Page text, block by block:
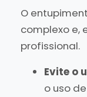
O
complexo e,
profissional.
Evite o
o uso